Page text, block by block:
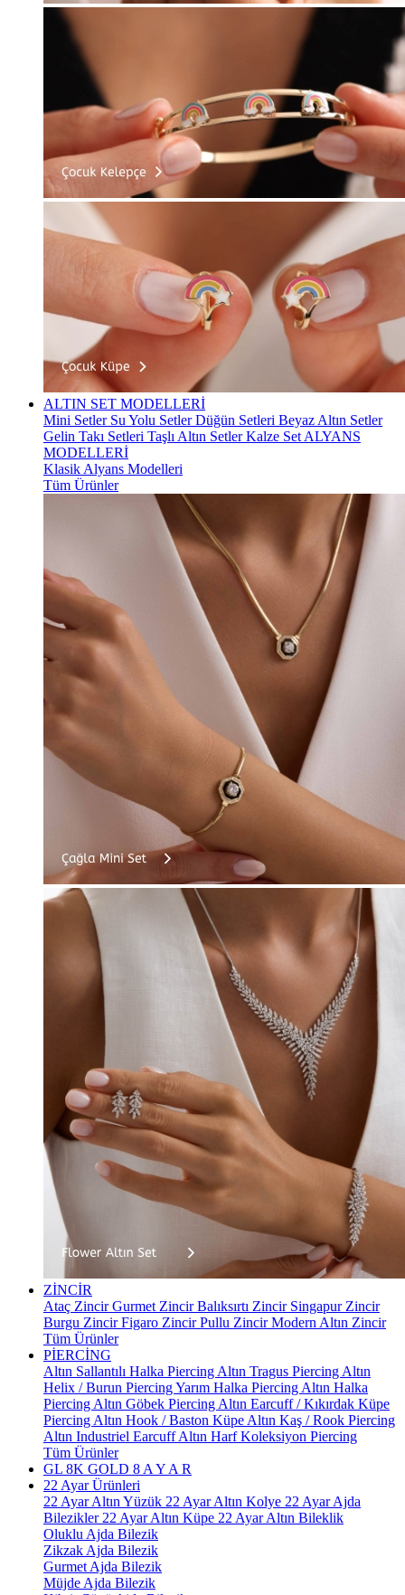
ALTIN SET MODELLERİ
Mini Setler Su Yolu SetlerDüğün Setleri Beyaz Altın Setler
Gelin Takı Setleri Taşlı Altın SetlerKalze Set ALYANS
MODELLERİ
Klasik Alyans Modelleri
Tüm Ürünler
ZİNCİR
Ataç ZincirGurmet ZincirBalıksırtı Zincir Singapur Zincir
Burgu ZincirFigaro ZincirPullu ZincirModern Altın Zincir
Tüm Ürünler
PİERCİNG
Altın Sallantılı Halka Piercing Altın Tragus Piercing Altın
Helix / Burun PiercingYarım Halka Piercing Altın Halka
Piercing Altın Göbek Piercing Altın Earcuff / Kıkırdak Küpe
Piercing Altın Hook / Baston Küpe Altın Kaş / Rook Piercing
Altın Industriel EarcuffAltın Harf Koleksiyon Piercing
Tüm Ürünler
GL 8K GOLD 8 A Y A R
22 Ayar Ürünleri
22 Ayar Altın Yüzük 22 Ayar Altın Kolye 22 Ayar Ajda
Bilezikler 22 Ayar Altın Küpe 22 Ayar Altın Bileklik
Oluklu Ajda Bilezik
Zikzak Ajda Bilezik
Gurmet Ajda Bilezik
Müjde Ajda Bilezik